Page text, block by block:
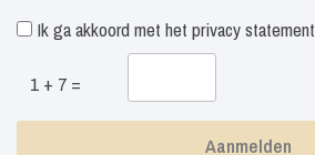
Ik ga akkoord met het privacy statement
1 + 7 =